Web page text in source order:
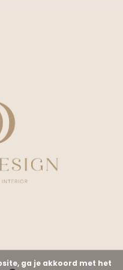
ga je akkoord met het